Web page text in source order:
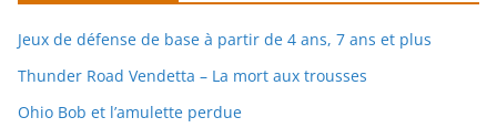
Jeux de défense de base à partir de 4 ans, 7 ans et plus
Thunder Road Vendetta – La mort aux trousses
Ohio Bob et l’amulette perdue